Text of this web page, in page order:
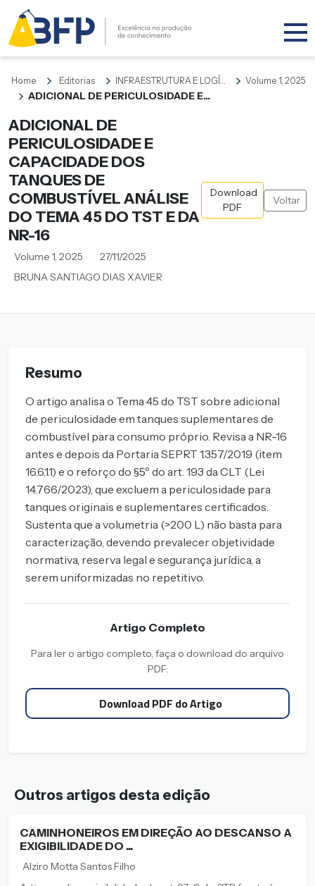
Home Editorias INFRAESTRUTURA E LOGÍ... Volume 1, 2025
ADICIONAL DE PERICULOSIDADE E...
ADICIONAL DE
PERICULOSIDADE E
CAPACIDADE DOS
TANQUES DE
COMBUSTÍVEL ANÁLISE
DO TEMA 45 DO TST E DA
NR-16
Volume 1, 2025
27/11/2025
BRUNA SANTIAGO DIAS XAVIER
Download
PDF
Voltar
Resumo
O artigo analisa o Tema 45 do TST sobre adicional
de periculosidade em tanques suplementares de
combustível para consumo próprio. Revisa a NR-16
antes e depois da Portaria SEPRT 1.357/2019 (item
16.6.1.1) e o reforço do §5º do art. 193 da CLT (Lei
14.766/2023), que excluem a periculosidade para
tanques originais e suplementares certificados.
Sustenta que a volumetria (>200 L) não basta para
caracterização, devendo prevalecer objetividade
normativa, reserva legal e segurança jurídica, a
serem uniformizadas no repetitivo.
Artigo Completo
Para ler o artigo completo, faça o download do arquivo
PDF:
Download PDF do Artigo
Outros artigos desta edição
CAMINHONEIROS EM DIREÇÃO AO DESCANSO A
EXIGIBILIDADE DO ...
Alziro Motta Santos Filho